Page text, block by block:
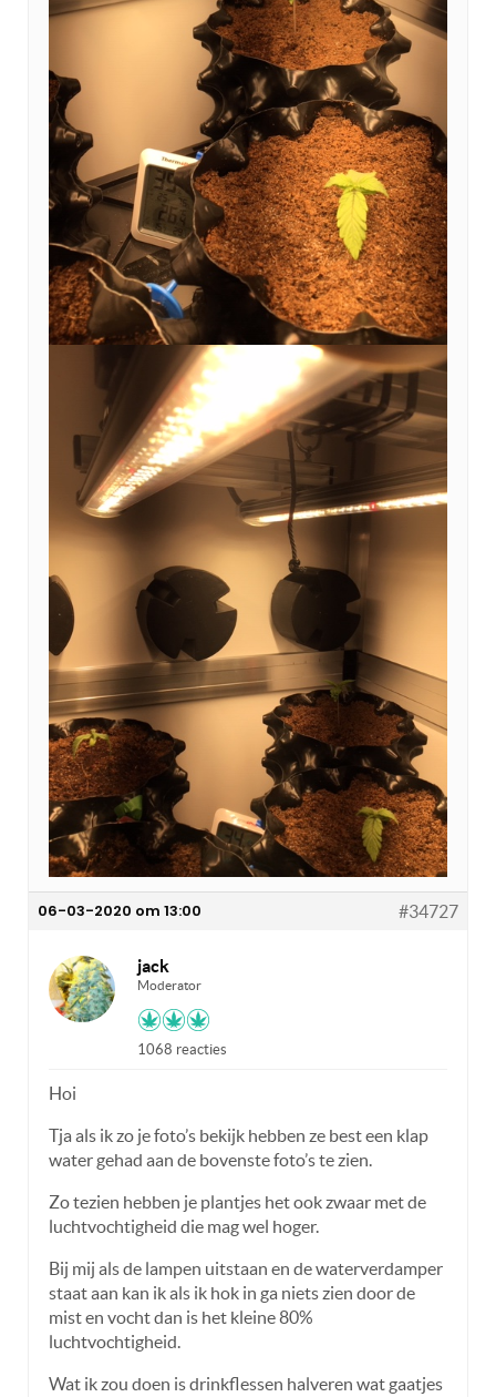
06-03-2020 om 13:00 #34727
jack
Moderator
1068 reacties
Hoi
Tja als ik zo je foto’s bekijk hebben ze best een klap
water gehad aan de bovenste foto’s te zien.
Zo tezien hebben je plantjes het ook zwaar met de
luchtvochtigheid die mag wel hoger.
Bij mij als de lampen uitstaan en de waterverdamper
staat aan kan ik als ik hok in ga niets zien door de
mist en vocht dan is het kleine 80%
luchtvochtigheid.
Wat ik zou doen is drinkflessen halveren wat gaatjes